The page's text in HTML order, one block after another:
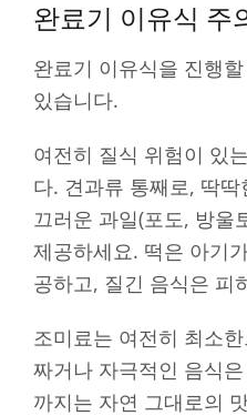
완료기 이유식 주
완료기 이유식을 진행
있습니다.
여전히 질식 위험이 있
다. 견과류 통째로, 딱
끄러운 과일(포도, 방울
제공하세요. 떡은 아기
공하고, 질긴 음식은 피
조미료는 여전히 최소
짜거나 자극적인 음식
까지는 자연 그대로의